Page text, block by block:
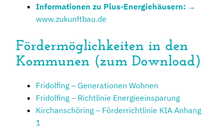
Informationen zu Plus-Energiehäusern: →
www.zukunftbau.de
Fördermöglichkeiten in den
Kommunen (zum Download)
Fridolfing – Generationen Wohnen
Fridolfing – Richtlinie Energieeinsparung
Kirchanschöring – Förderrichtlinie KIA Anhang
1